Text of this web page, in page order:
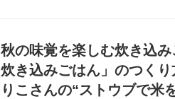
秋の味覚を楽しむ炊き込
炊き込みごはん」のつく
りこさんの“ストウブで米